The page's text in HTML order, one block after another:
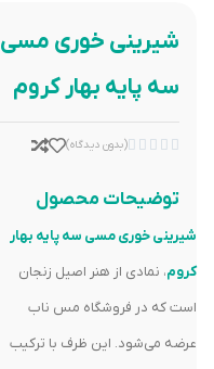
شیرینی خوری مسی
سه پایه بهار کروم




(بدون دیدگاه)
توضیحات محصول
شیرینی خوری مسی سه پایه بهار
کروم، نمادی از هنر اصیل زنجان
است که در فروشگاه مس ناب
عرضه می‌شود. این ظرف با ترکیب